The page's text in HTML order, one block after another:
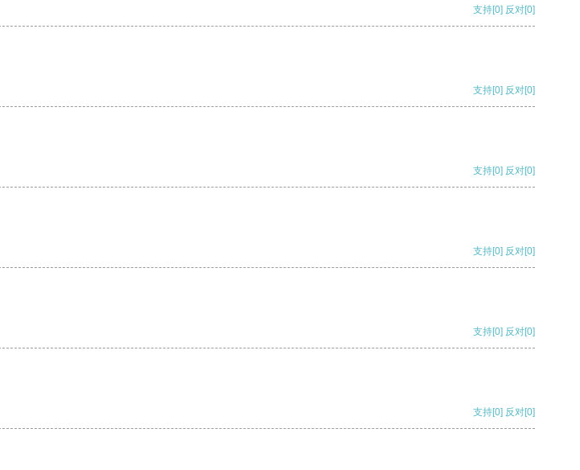
支持[0] 反对[0]
支持[0] 反对[0]
支持[0] 反对[0]
支持[0] 反对[0]
支持[0] 反对[0]
支持[0] 反对[0]